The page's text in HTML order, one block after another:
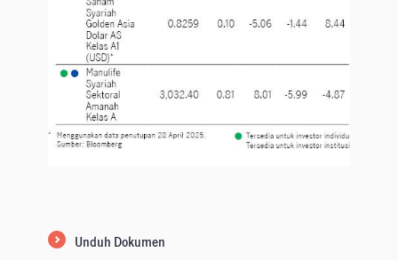
Unduh Dokumen